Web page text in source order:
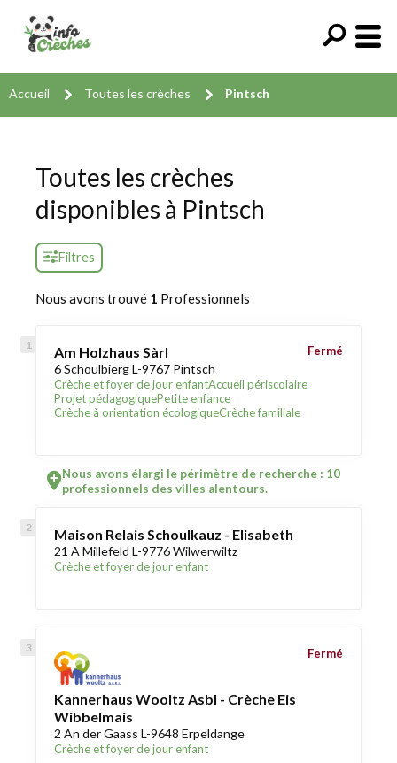
Accueil Toutes les crèches Pintsch
Toutes les crèches
disponibles à Pintsch
Filtres
Nous avons trouvé 1 Professionnels
Am Holzhaus Sàrl
6 Schoulbierg L-9767 Pintsch
Crèche et foyer de jour enfantAccueil périscolaire
Projet pédagogiquePetite enfance
Crèche à orientation écologiqueCrèche familiale
Fermé
Nous avons élargi le périmètre de recherche : 10
professionnels des villes alentours.
Maison Relais Schoulkauz - Elisabeth
21 A Millefeld L-9776 Wilwerwiltz
Crèche et foyer de jour enfant
Kannerhaus Wooltz Asbl - Crèche Eis
Wibbelmais
2 An der Gaass L-9648 Erpeldange
Crèche et foyer de jour enfant
Fermé